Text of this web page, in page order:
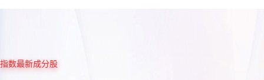
指数最新成分股